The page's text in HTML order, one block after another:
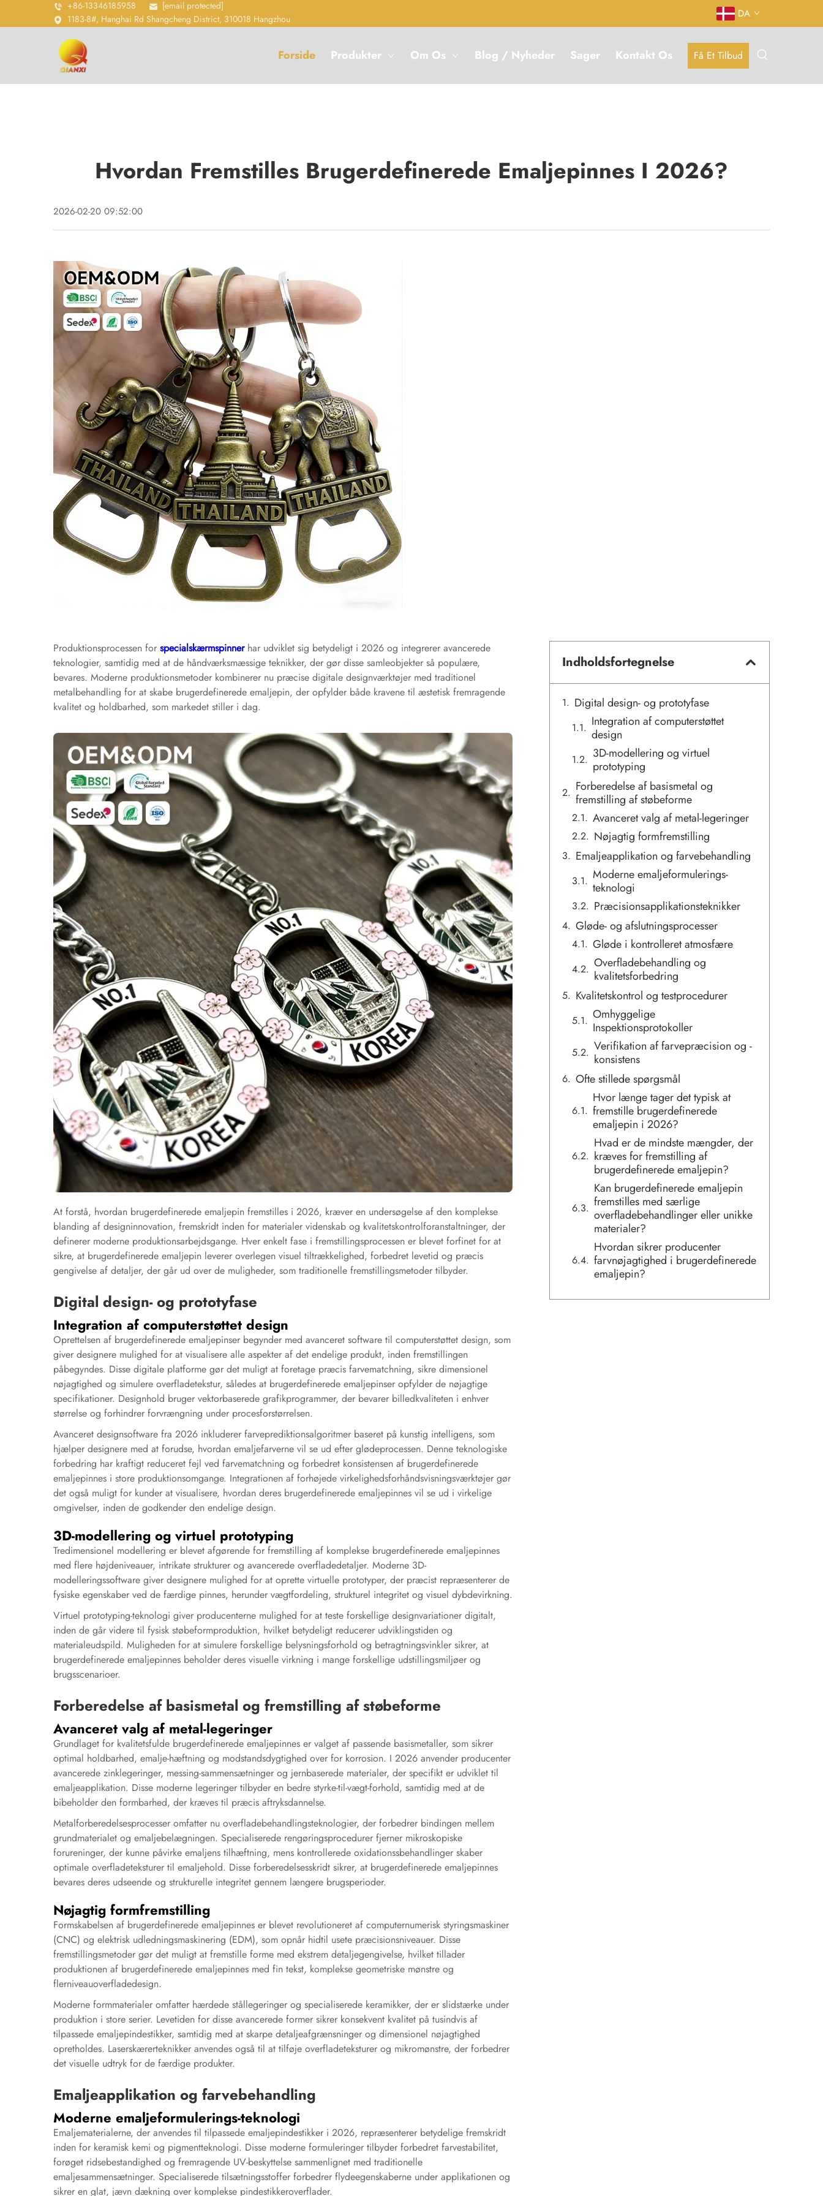
+86-13346185958
[email protected]
1183-8#, Hanghai Rd Shangcheng District, 310018 Hangzhou
DA
Forside Produkter Om Os Blog / Nyheder Sager Kontakt Os Få Et Tilbud
Hvordan Fremstilles Brugerdefinerede Emaljepinnes I 2026?
2026-02-20 09:52:00
Produktionsprocessen for specialskærmspinner har udviklet sig betydeligt i 2026 og integrerer avancerede
teknologier, samtidig med at de håndværksmæssige teknikker, der gør disse samleobjekter så populære,
bevares. Moderne produktionsmetoder kombinerer nu præcise digitale designværktøjer med traditionel
metalbehandling for at skabe brugerdefinerede emaljepin, der opfylder både kravene til æstetisk fremragende
kvalitet og holdbarhed, som markedet stiller i dag.
At forstå, hvordan brugerdefinerede emaljepin fremstilles i 2026, kræver en undersøgelse af den komplekse
blanding af designinnovation, fremskridt inden for materialer videnskab og kvalitetskontrolforanstaltninger, der
definerer moderne produktionsarbejdsgange. Hver enkelt fase i fremstillingsprocessen er blevet forfinet for at
sikre, at brugerdefinerede emaljepin leverer overlegen visuel tiltrækkelighed, forbedret levetid og præcis
gengivelse af detaljer, der går ud over de muligheder, som traditionelle fremstillingsmetoder tilbyder.
Digital design- og prototyfase
Integration af computerstøttet design
Oprettelsen af brugerdefinerede emaljepinser begynder med avanceret software til computerstøttet design, som
giver designere mulighed for at visualisere alle aspekter af det endelige produkt, inden fremstillingen
påbegyndes. Disse digitale platforme gør det muligt at foretage præcis farvematchning, sikre dimensionel
nøjagtighed og simulere overfladetekstur, således at brugerdefinerede emaljepinser opfylder de nøjagtige
specifikationer. Designhold bruger vektorbaserede grafikprogrammer, der bevarer billedkvaliteten i enhver
størrelse og forhindrer forvrængning under procesforstørrelsen.
Avanceret designsoftware fra 2026 inkluderer farveprediktionsalgoritmer baseret på kunstig intelligens, som
hjælper designere med at forudse, hvordan emaljefarverne vil se ud efter glødeprocessen. Denne teknologiske
forbedring har kraftigt reduceret fejl ved farvematchning og forbedret konsistensen af brugerdefinerede
emaljepinnes i store produktionsomgange. Integrationen af forhøjede virkelighedsforhåndsvisningsværktøjer gør
det også muligt for kunder at visualisere, hvordan deres brugerdefinerede emaljepinnes vil se ud i virkelige
omgivelser, inden de godkender den endelige design.
3D-modellering og virtuel prototyping
Tredimensionel modellering er blevet afgørende for fremstilling af komplekse brugerdefinerede emaljepinnes
med flere højdeniveauer, intrikate strukturer og avancerede overfladedetaljer. Moderne 3D-
modelleringssoftware giver designere mulighed for at oprette virtuelle prototyper, der præcist repræsenterer de
fysiske egenskaber ved de færdige pinnes, herunder vægtfordeling, strukturel integritet og visuel dybdevirkning.
Virtuel prototyping-teknologi giver producenterne mulighed for at teste forskellige designvariationer digitalt,
inden de går videre til fysisk støbeformproduktion, hvilket betydeligt reducerer udviklingstiden og
materialeudspild. Muligheden for at simulere forskellige belysningsforhold og betragtningsvinkler sikrer, at
brugerdefinerede emaljepinnes beholder deres visuelle virkning i mange forskellige udstillingsmiljøer og
brugsscenarioer.
Forberedelse af basismetal og fremstilling af støbeforme
Avanceret valg af metal-legeringer
Grundlaget for kvalitetsfulde brugerdefinerede emaljepinnes er valget af passende basismetaller, som sikrer
optimal holdbarhed, emalje-hæftning og modstandsdygtighed over for korrosion. I 2026 anvender producenter
avancerede zinklegeringer, messing-sammensætninger og jernbaserede materialer, der specifikt er udviklet til
emaljeapplikation. Disse moderne legeringer tilbyder en bedre styrke-til-vægt-forhold, samtidig med at de
bibeholder den formbarhed, der kræves til præcis aftryksdannelse.
Metalforberedelsesprocesser omfatter nu overfladebehandlingsteknologier, der forbedrer bindingen mellem
grundmaterialet og emaljebelægningen. Specialiserede rengøringsprocedurer fjerner mikroskopiske
forureninger, der kunne påvirke emaljens tilhæftning, mens kontrollerede oxidationssbehandlinger skaber
optimale overfladeteksturer til emaljehold. Disse forberedelsesskridt sikrer, at brugerdefinerede emaljepinnes
bevares deres udseende og strukturelle integritet gennem længere brugsperioder.
Nøjagtig formfremstilling
Formskabelsen af brugerdefinerede emaljepinnes er blevet revolutioneret af computernumerisk styringsmaskiner
(CNC) og elektrisk udledningsmaskinering (EDM), som opnår hidtil usete præcisionsniveauer. Disse
fremstillingsmetoder gør det muligt at fremstille forme med ekstrem detaljegengivelse, hvilket tillader
produktionen af brugerdefinerede emaljepinnes med fin tekst, komplekse geometriske mønstre og
flerniveauoverfladedesign.
Moderne formmaterialer omfatter hærdede stållegeringer og specialiserede keramikker, der er slidstærke under
produktion i store serier. Levetiden for disse avancerede former sikrer konsekvent kvalitet på tusindvis af
tilpassede emaljepindestikker, samtidig med at skarpe detaljeafgrænsninger og dimensionel nøjagtighed
opretholdes. Laserskærerteknikker anvendes også til at tilføje overfladeteksturer og mikromønstre, der forbedrer
det visuelle udtryk for de færdige produkter.
Emaljeapplikation og farvebehandling
Moderne emaljeformulerings-teknologi
Emaljematerialerne, der anvendes til tilpassede emaljepindestikker i 2026, repræsenterer betydelige fremskridt
inden for keramisk kemi og pigmentteknologi. Disse moderne formuleringer tilbyder forbedret farvestabilitet,
forøget ridsebestandighed og fremragende UV-beskyttelse sammenlignet med traditionelle
emaljesammensætninger. Specialiserede tilsætningsstoffer forbedrer flydeegenskaberne under applikationen og
sikrer en glat, jævn dækning over komplekse pindestikkeroverflader.
Indholdsfortegnelse
Digital design- og prototyfase
Integration af computerstøttet
design
3D-modellering og virtuel
prototyping
Forberedelse af basismetal og
fremstilling af støbeforme
Avanceret valg af metal-legeringer
Nøjagtig formfremstilling
Emaljeapplikation og farvebehandling
Moderne emaljeformulerings-
teknologi
Præcisionsapplikationsteknikker
Gløde- og afslutningsprocesser
Gløde i kontrolleret atmosfære
Overfladebehandling og
kvalitetsforbedring
Kvalitetskontrol og testprocedurer
Omhyggelige
Inspektionsprotokoller
Verifikation af farvepræcision og -
konsistens
Ofte stillede spørgsmål
Hvor længe tager det typisk at
fremstille brugerdefinerede
emaljepin i 2026?
Hvad er de mindste mængder, der
kræves for fremstilling af
brugerdefinerede emaljepin?
Kan brugerdefinerede emaljepin
fremstilles med særlige
overfladebehandlinger eller unikke
materialer?
Hvordan sikrer producenter
farvnøjagtighed i brugerdefinerede
emaljepin?